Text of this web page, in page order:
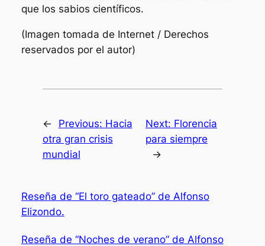
que los sabios científicos.
(Imagen tomada de Internet / Derechos
reservados por el autor)
← Previous: Hacia
otra gran crisis
mundial
Next: Florencia
para siempre
→
Reseña de “El toro gateado” de Alfonso
Elizondo.
Reseña de “Noches de verano” de Alfonso